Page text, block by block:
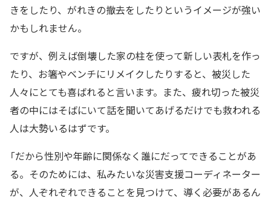
きをしたり、がれきの撤去をしたりというイメージが強い
かもしれません。
ですが、例えば倒壊した家の柱を使って新しい表札を作っ
たり、お箸やベンチにリメイクしたりすると、被災した
人々にとても喜ばれると言います。また、疲れ切った被災
者の中にはそばにいて話を聞いてあげるだけでも救われる
人は大勢いるはずです。
「だから性別や年齢に関係なく誰にだってできることがあ
る。そのためには、私みたいな災害支援コーディネーター
が、人ぞれぞれできることを見つけて、導く必要があるん